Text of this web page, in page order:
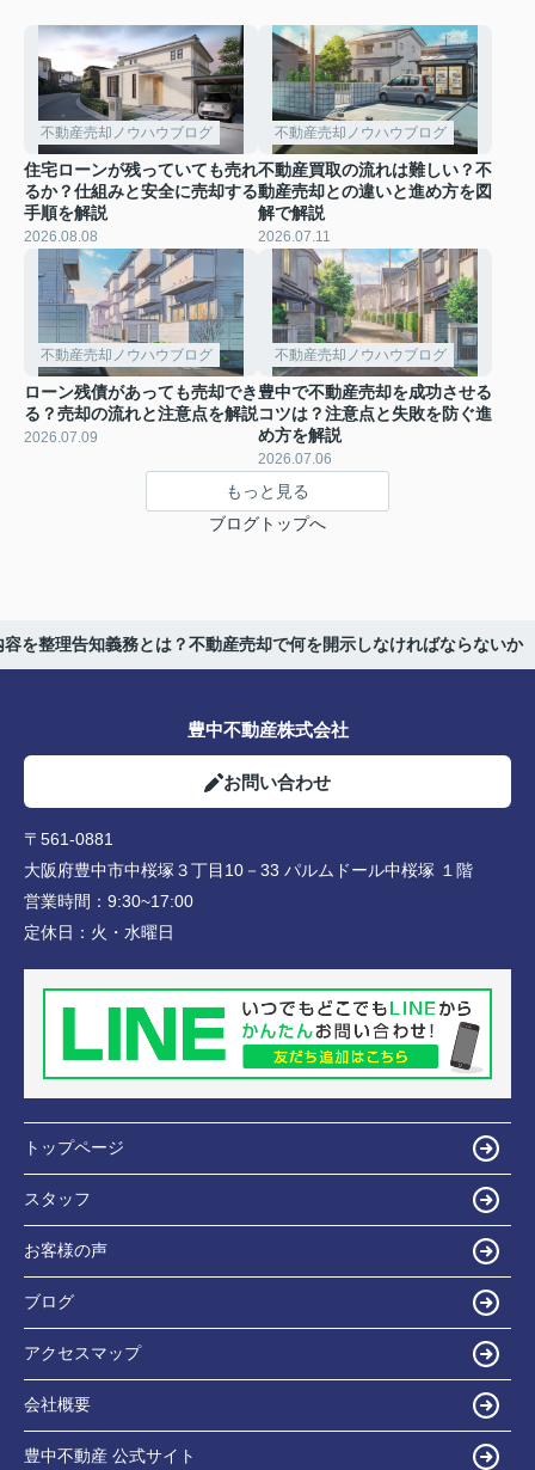
不動産売却ノウハウブログ
住宅ローンが残っていても売れ
るか？仕組みと安全に売却する
手順を解説
2026.08.08
不動産売却ノウハウブログ
不動産買取の流れは難しい？不
動産売却との違いと進め方を図
解で解説
2026.07.11
不動産売却ノウハウブログ
ローン残債があっても売却でき
る？売却の流れと注意点を解説
2026.07.09
不動産売却ノウハウブログ
豊中で不動産売却を成功させる
コツは？注意点と失敗を防ぐ進
め方を解説
2026.07.06
もっと見る
ブログトップへ
を整理告知義務とは？不動産売却で何を開示しなければならないか
豊中不動産株式会社
お問い合わせ
〒561-0881
大阪府豊中市中桜塚３丁目10－33 パルムドール中桜塚 １階
営業時間： 9:30~17:00
定休日： 火・水曜日
トップページ
スタッフ
お客様の声
ブログ
アクセスマップ
会社概要
豊中不動産 公式サイト